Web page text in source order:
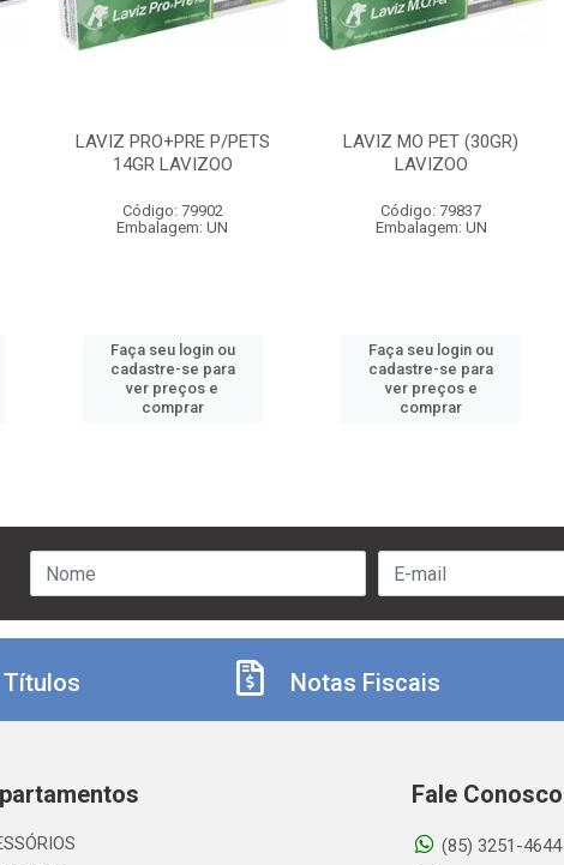
LAVIZ PRO+PRE P/PETS
14GR LAVIZOO
Código: 79902
Embalagem: UN
Faça seu login ou
cadastre-se para
ver preços e
comprar
LAVIZ MO PET (30GR)
LAVIZOO
Código: 79837
Embalagem: UN
Faça seu login ou
cadastre-se para
ver preços e
comprar
Títulos Notas Fiscais
Fale Conosco
(85) 3251-4644